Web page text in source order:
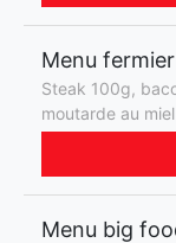
Menu
Steak 100g,
moutarde au
Menu big